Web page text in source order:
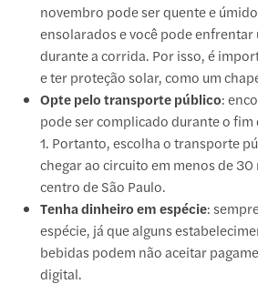
novembro pode ser quente e
ensolarados e você pode
durante a corrida. Por isso, é
e ter proteção solar, como um
Opte pelo transporte público:
pode ser complicado durante o fim
1. Portanto, escolha o transporte
chegar ao circuito em menos de
centro de São Paulo.
Tenha dinheiro em espécie:
espécie, já que alguns
bebidas podem não aceitar
digital.